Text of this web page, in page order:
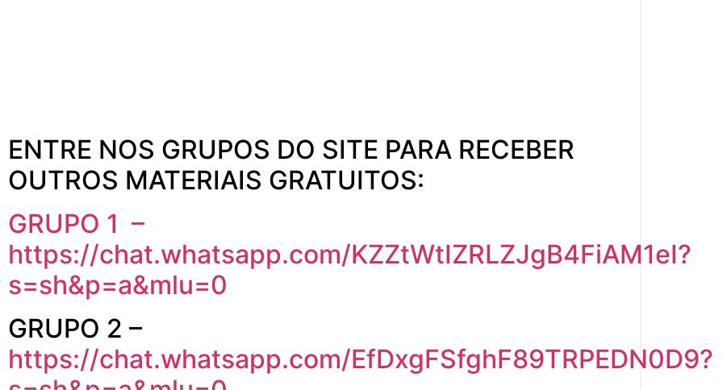
ENTRE NOS GRUPOS DO SITE PARA RECEBER
OUTROS MATERIAIS GRATUITOS:
GRUPO 1 –
https://chat.whatsapp.com/KZZtWtIZRLZJgB4FiAM1eI?
s=sh&p=a&mlu=0
GRUPO 2 –
https://chat.whatsapp.com/EfDxgFSfghF89TRPEDN0D9?